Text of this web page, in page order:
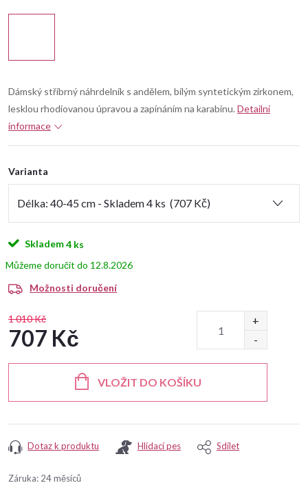
Dámský stříbrný náhrdelník s andělem, bílým syntetickým zirkonem,
lesklou rhodiovanou úpravou a zapínáním na karabinu. Detailní
informace
Varianta
Skladem4 ks
12.8.2026
Možnosti doručení
1 010 Kč
707 Kč
VLOŽIT DO KOŠÍKU
Dotaz k produktu Hlídací pes Sdílet
Záruka: 24 měsíců